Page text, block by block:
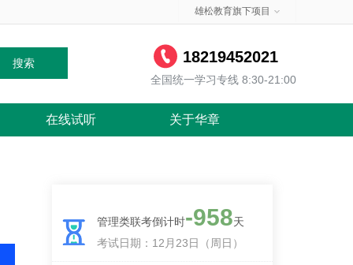
雄松教育旗下项目
搜索 18219452021
全国统一学习专线 8:30-21:00
在线试听 关于华章
管理类联考倒计时-958天
考试日期：12月23日（周日）